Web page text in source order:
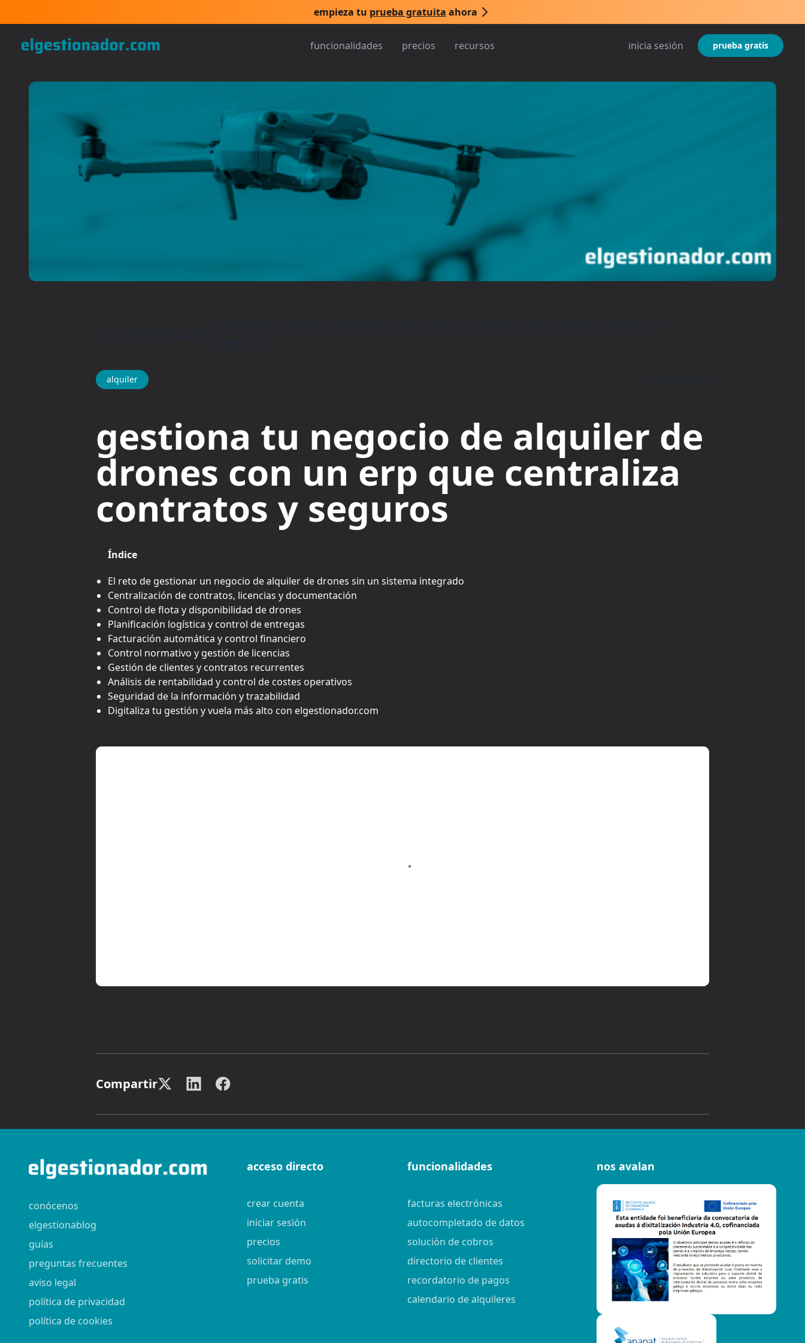
empieza tu prueba gratuita ahora
funcionalidades precios recursos inicia sesión prueba gratis
alquiler
gestiona tu negocio de alquiler de
drones con un erp que centraliza
contratos y seguros
Índice
El reto de gestionar un negocio de alquiler de drones sin un sistema integrado
Centralización de contratos, licencias y documentación
Control de flota y disponibilidad de drones
Planificación logística y control de entregas
Facturación automática y control financiero
Control normativo y gestión de licencias
Gestión de clientes y contratos recurrentes
Análisis de rentabilidad y control de costes operativos
Seguridad de la información y trazabilidad
Digitaliza tu gestión y vuela más alto con elgestionador.com
Compartir
conócenos
elgestionablog
guías
preguntas frecuentes
aviso legal
política de privacidad
política de cookies
acceso directo
crear cuenta
iniciar sesión
precios
solicitar demo
prueba gratis
funcionalidades
facturas electrónicas
autocompletado de datos
solución de cobros
directorio de clientes
recordatorio de pagos
calendario de alquileres
nos avalan